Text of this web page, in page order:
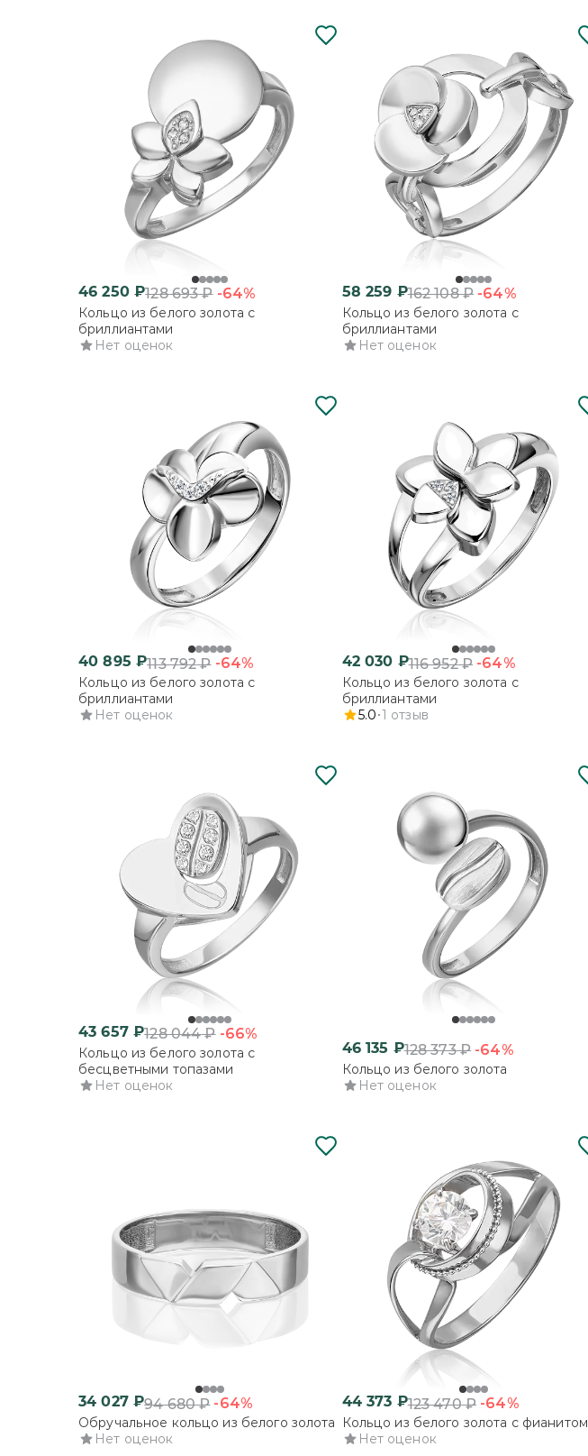
46 250₽128 693₽ -64%
Кольцо из белого золота с
бриллиантами
Нет оценок
58 259 ₽162 108₽ -64%
Кольцо из белого золота с
бриллиантами
Нет оценок
40 895 ₽113 792₽ -64%
Кольцо из белого золота с
бриллиантами
Нет оценок
42 030 ₽116 952₽ -64%
Кольцо из белого золота с
бриллиантами
5.0 1 отзыв
43 657₽128 044₽ -66%
Кольцо из белого золота с
бесцветными топазами
Нет оценок
46 135 ₽128 373₽ -64%
Кольцо из белого золота
Нет оценок
34 027₽94 680₽ -64%
Обручальное кольцо из белого золота
Нет оценок
44 373 ₽123 470₽ -64%
Кольцо из белого золота с фианитом
Нет оценок